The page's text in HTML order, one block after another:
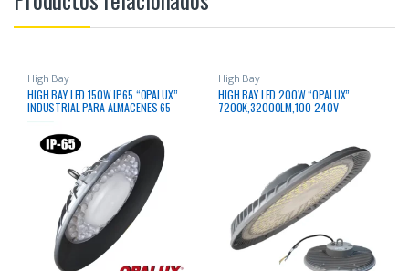
High Bay
HIGH BAY LED 150W IP65 “OPALUX”
INDUSTRIAL PARA ALMACENES 65
100-240V
High Bay
HIGH BAY LED 200W “OPALUX”
7200K,32000LM,100-240V